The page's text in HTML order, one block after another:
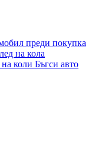
преди покупка
на кола
коли Бъгси авто